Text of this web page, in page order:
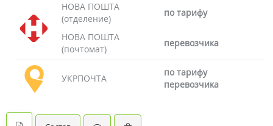
НОВА ПОШТА
(отделение)
по тарифу
НОВА ПОШТА
(почтомат)
перевозчика
УКРПОЧТА
по тарифу
перевозчика